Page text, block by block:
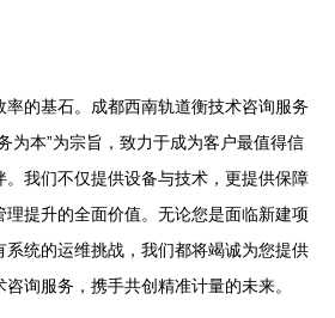
率的基石。成都西南轨道衡技术咨询服务
为本”为宗旨，致力于成为客户最值得信
我们不仅提供设备与技术，更提供保障
提升的全面价值。无论您是面临新建项
系统的运维挑战，我们都将竭诚为您提供
询服务，携手共创精准计量的未来。